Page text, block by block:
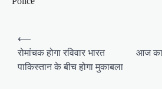
o
⟵
रोमांचक होगा रविवार भारत
पाकिस्तान के बीच होगा मुकाबला
आज